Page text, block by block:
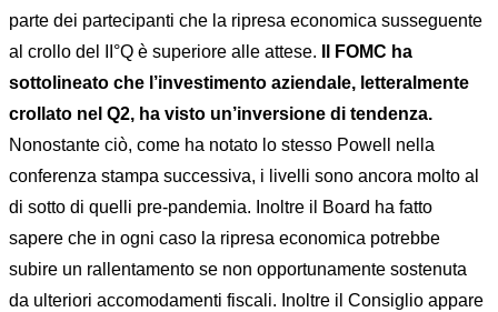
parte dei partecipanti che la ripresa economica susseguente
al crollo del II°Q è superiore alle attese.
Il FOMC ha
sottolineato che l’investimento aziendale, letteralmente
crollato nel Q2, ha visto un’inversione di tendenza.
Nonostante ciò, come ha notato lo stesso Powell nella
conferenza stampa successiva, i livelli sono ancora molto al
di sotto di quelli pre-pandemia. Inoltre il Board ha fatto
sapere che in ogni caso la ripresa economica potrebbe
subire un rallentamento se non opportunamente sostenuta
da ulteriori accomodamenti fiscali. Inoltre il Consiglio appare